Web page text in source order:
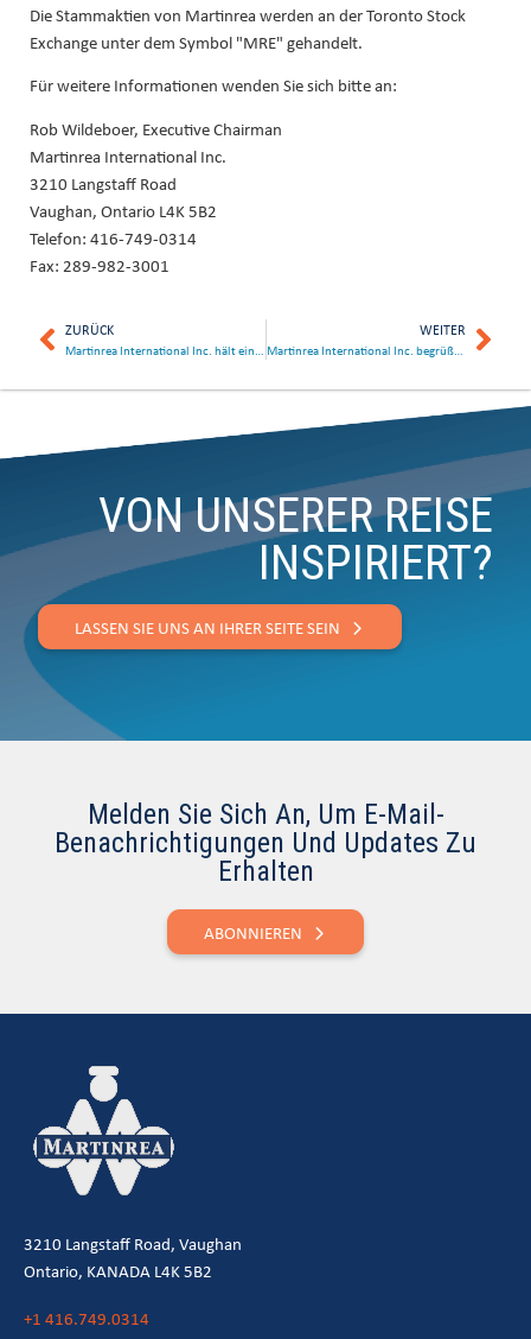
Die Stammaktien von Martinrea werden an der Toronto Stock
Exchange unter dem Symbol "MRE" gehandelt.
Für weitere Informationen wenden Sie sich bitte an:
Rob Wildeboer, Executive Chairman
Martinrea International Inc.
3210 Langstaff Road
Vaughan, Ontario L4K 5B2
Telefon: 416-749-0314
Fax: 289-982-3001
ZURÜCK WEITER
Martinrea International Inc. begrüßt Peter Hall als Senior Advisor
VON UNSERER REISE
INSPIRIERT?
LASSEN SIE UNS AN IHRER SEITE SEIN
Melden Sie Sich An, Um E-Mail-
Benachrichtigungen Und Updates Zu
Erhalten
ABONNIEREN
3210 Langstaff Road, Vaughan
Ontario, KANADA L4K 5B2
+1 416.749.0314